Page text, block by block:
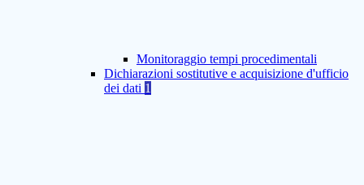
Monitoraggio tempi procedimentali
Dichiarazioni sostitutive e acquisizione d'ufficio
dei dati 1